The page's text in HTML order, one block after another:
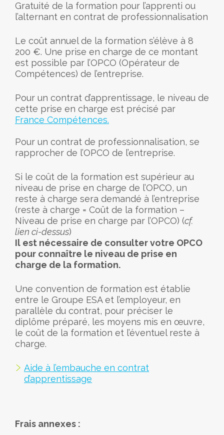
Gratuité de la formation pour l’apprenti ou
l’alternant en contrat de professionnalisation
Le coût annuel de la formation s’élève à 8
200 €. Une prise en charge de ce montant
est possible par l’OPCO (Opérateur de
Compétences) de l’entreprise.
Pour un contrat d’apprentissage, le niveau de
cette prise en charge est précisé par
France Compétences.
Pour un contrat de professionnalisation, se
rapprocher de l’OPCO de l’entreprise.
Si le coût de la formation est supérieur au
niveau de prise en charge de l’OPCO, un
reste à charge sera demandé à l’entreprise
(reste à charge = Coût de la formation –
Niveau de prise en charge par l’OPCO) (cf.
lien ci-dessus)
Il est nécessaire de consulter votre OPCO
pour connaître le niveau de prise en
charge de la formation.
Une convention de formation est établie
entre le Groupe ESA et l’employeur, en
parallèle du contrat, pour préciser le
diplôme préparé, les moyens mis en œuvre,
le coût de la formation et l’éventuel reste à
charge.
Aide à l’embauche en contrat
d’apprentissage
Frais annexes :